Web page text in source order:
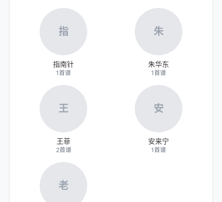
指
指南针
1首谱
朱
朱华东
1首谱
王
王菲
2首谱
安
安来宁
1首谱
老